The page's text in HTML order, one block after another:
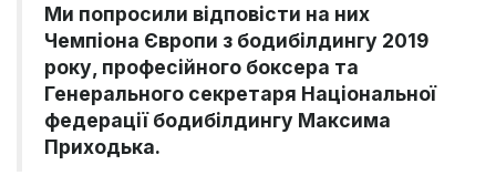
Ми попросили відповісти на них
Чемпіона Європи з бодибілдингу 2019
року, професійного боксера та
Генерального секретаря Національної
федерації бодибілдингу Максима
Приходька.